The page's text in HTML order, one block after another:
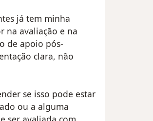
já tem minha
na avaliação e na
de apoio pós-
clara, não
se isso pode estar
ou a alguma